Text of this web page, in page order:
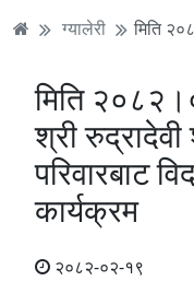
ग्यालेरी मिति
मिति
श्री रुद्रादेवी
परिवारबाट
कार्यक्रम
२०८२-०२-१९